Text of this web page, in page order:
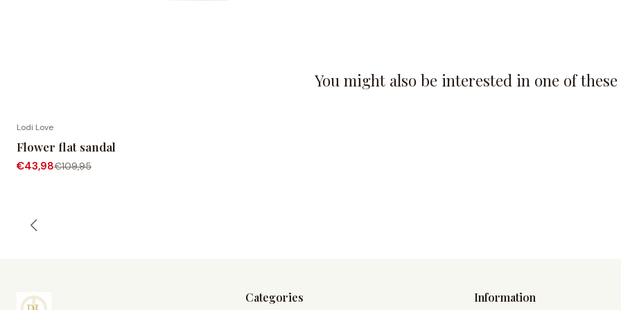
You might also be interested in one of these
Lodi Love
Flower flat sandal
€43,98€109,95
Categories Information